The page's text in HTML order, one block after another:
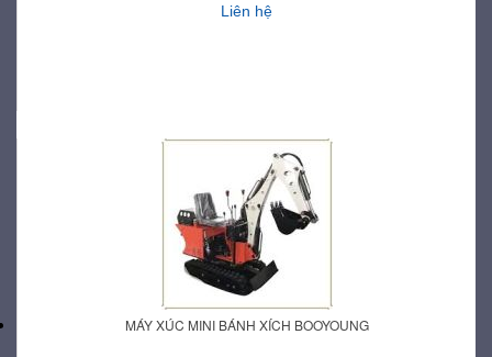
Liên hệ
MÁY XÚC MINI BÁNH XÍCH BOOYOUNG